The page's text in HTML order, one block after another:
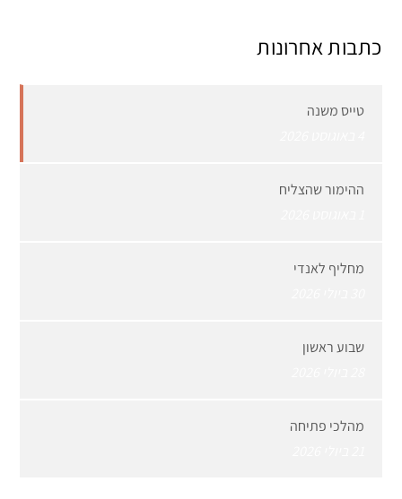
כתבות אחרונות
טייס משנה
ההימור שהצליח
מחליף לאנדי
שבוע ראשון
מהלכי פתיחה